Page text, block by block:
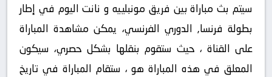
سيتم بث مباراة بين فريق مونبلييه و نانت اليوم في إطار
بطولة فرنسا, الدوري الفرنسي، يمكن مشاهدة المباراة
على القناة ، حيث ستقوم بنقلها بشكل حصري، سيكون
المعلق في هذه المباراة هو ، ستقام المباراة في تاريخ